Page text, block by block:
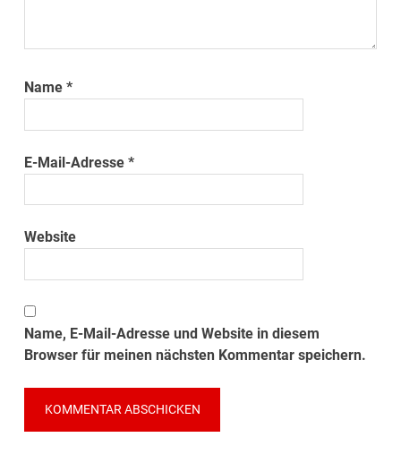
Name*
E-Mail-Adresse*
Website
Name, E-Mail-Adresse und Website in diesem
Browser für meinen nächsten Kommentar speichern.